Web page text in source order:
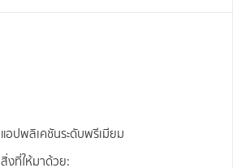
แอปพลิเคชันระดับพรีเมียม
สิ่งที่ให้มาด้วย: